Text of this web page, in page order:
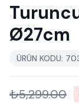
Ø27cm
ÜRÜN KODU:
₺5,299.00